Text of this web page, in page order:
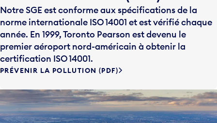
norme internationale ISO 14001 et est vérifié chaque
année. En 1999, Toronto Pearson est devenu le
premier aéroport nord-américain à obtenir la
certification ISO 14001.
PRÉVENIR LA POLLUTION (PDF)